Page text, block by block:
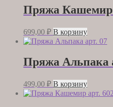
Пряжа Кашемир
699,00 ₽ В корзину
Пряжа Альпака
499,00 ₽ В корзину